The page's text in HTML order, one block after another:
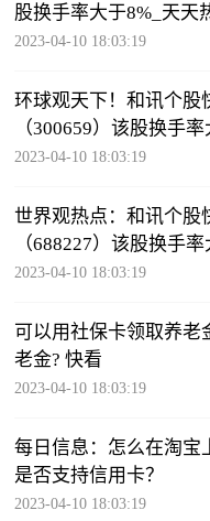
股换手率大于8%_天天
2023-04-10 18:03:19
环球观天下！和讯个股
（300659）该股换手
2023-04-10 18:03:19
世界观热点：和讯个股
（688227）该股换手
2023-04-10 18:03:19
可以用社保卡领取养老
老金? 快看
2023-04-10 18:03:19
每日信息：怎么在淘宝
是否支持信用卡？
2023-04-10 18:03:19